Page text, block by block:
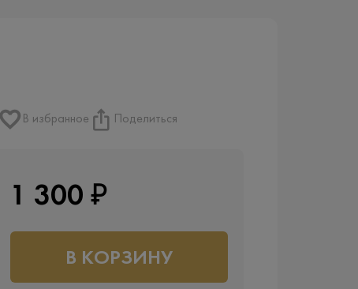
В избранное Поделиться
1 300 ₽
В КОРЗИНУ